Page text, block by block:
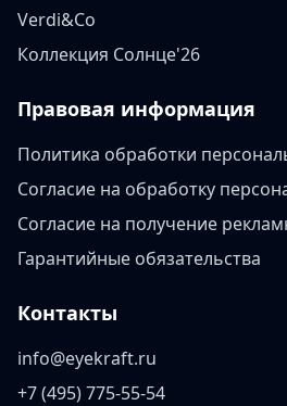
Verdi&Co
Коллекция Солнце'26
Правовая информация
Политика обработки
Согласие на обработку
Согласие на получение
Гарантийные обязательства
Контакты
info@eyekraft.ru
+7 (495) 775-55-54